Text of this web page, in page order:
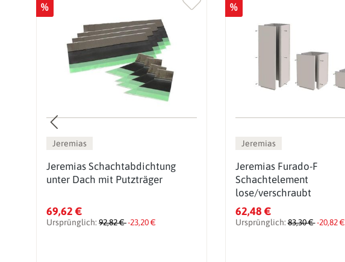
%
Jeremias
Jeremias Schachtabdichtung
unter Dach mit Putzträger
69,62 €
Ursprünglich: 92,82 €-23,20 €
%
Jeremias
Jeremias Furado-F
Schachtelement
lose/verschraubt
62,48 €
Ursprünglich:83,30 €-20,82 €